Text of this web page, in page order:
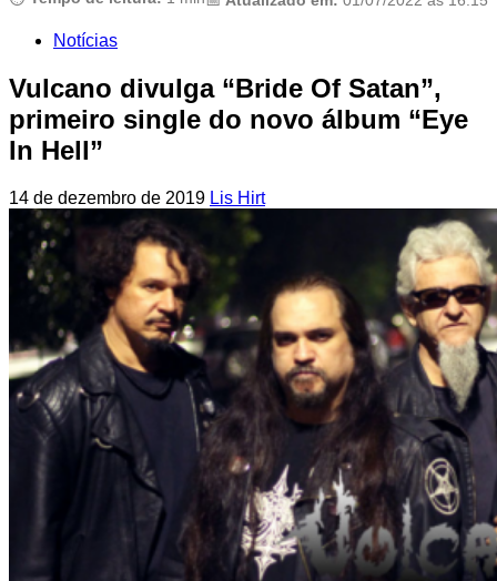
Notícias
Vulcano divulga “Bride Of Satan”,
primeiro single do novo álbum “Eye
In Hell”
14 de dezembro de 2019 Lis Hirt